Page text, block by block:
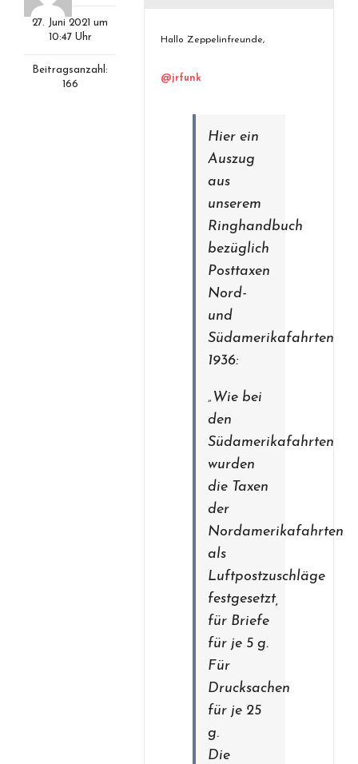
27. Juni 2021 um
10:47 Uhr
Beitragsanzahl:
166
Hallo Zeppelinfreunde,
@jrfunk
Hier ein
Auszug
aus
unserem
Ringhandbuch
bezüglich
Posttaxen
Nord-
und
Südamerikafahrten
1936:
„Wie bei
den
Südamerikafahrten
wurden
die Taxen
der
Nordamerikafahrten
als
Luftpostzuschläge
festgesetzt,
für Briefe
für je 5 g.
Für
Drucksachen
für je 25
g.
Die